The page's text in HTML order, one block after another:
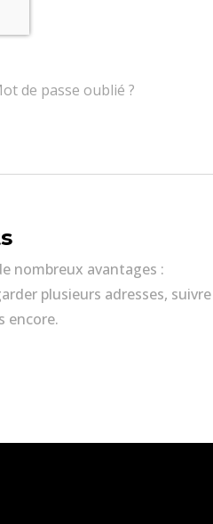
de passe oublié ?
nombreux avantages :
plusieurs adresses, suivre
encore.